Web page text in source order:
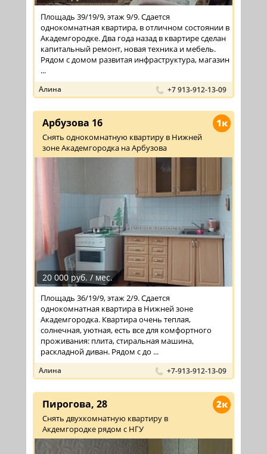
Площадь 39/19/9, этаж 9/9. Сдается
однокомнатная квартира, в отличном состоянии в
Академгородке. Два года назад в квартире сделан
капитальный ремонт, новая техника и мебель.
Рядом с домом развитая инфраструктура, магазин
...
Алина +7 913-912-13-09
1к
Арбузова 16
Снять однокомнатную квартиру в Нижней
зоне Академгородка на Арбузова
20 000 руб. / мес.
Площадь 36/19/9, этаж 2/9. Сдается
однокомнатная квартира в Нижней зоне
Академгородка. Квартира очень теплая,
солнечная, уютная, есть все для комфортного
проживания: плита, стиральная машина,
раскладной диван. Рядом с до ...
Алина +7-913-912-13-09
2к
Пирогова, 28
Снять двухкомнатную квартиру в
Акдемгородке рядом с НГУ